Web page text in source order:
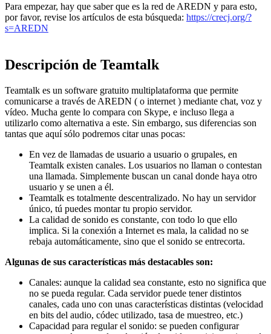
Para empezar, hay que saber que es la red de AREDN y para esto,
por favor, revise los artículos de esta búsqueda: https://crecj.org/?
s=AREDN
Descripción de Teamtalk
Teamtalk es un software gratuito multiplataforma que permite
comunicarse a través de AREDN ( o internet ) mediante chat, voz y
vídeo. Mucha gente lo compara con Skype, e incluso llega a
utilizarlo como alternativa a este. Sin embargo, sus diferencias son
tantas que aquí sólo podremos citar unas pocas:
En vez de llamadas de usuario a usuario o grupales, en
Teamtalk existen canales. Los usuarios no llaman o contestan
una llamada. Simplemente buscan un canal donde haya otro
usuario y se unen a él.
Teamtalk es totalmente descentralizado. No hay un servidor
único, tú puedes montar tu propio servidor.
La calidad de sonido es constante, con todo lo que ello
implica. Si la conexión a Internet es mala, la calidad no se
rebaja automáticamente, sino que el sonido se entrecorta.
Algunas de sus características más destacables son:
Canales: aunque la calidad sea constante, esto no significa que
no se pueda regular. Cada servidor puede tener distintos
canales, cada uno con unas características distintas (velocidad
en bits del audio, códec utilizado, tasa de muestreo, etc.)
Capacidad para regular el sonido: se pueden configurar